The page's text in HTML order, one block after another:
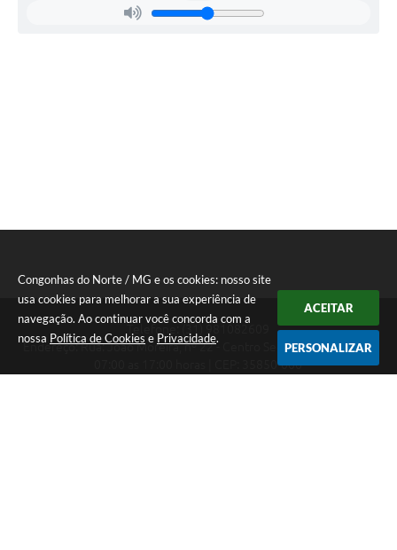
Congonhas do Norte / MG e os cookies: nosso site
usa cookies para melhorar a sua experiência de
navegação. Ao continuar você concorda com a
nossa Política de Cookies e Privacidade.
ACEITAR
PERSONALIZAR
Endereço: Rua: João Moreira, nº 22 - Centro Segunda a Sexta das
07:00 as 17:00 horas | CEP: 35850-000